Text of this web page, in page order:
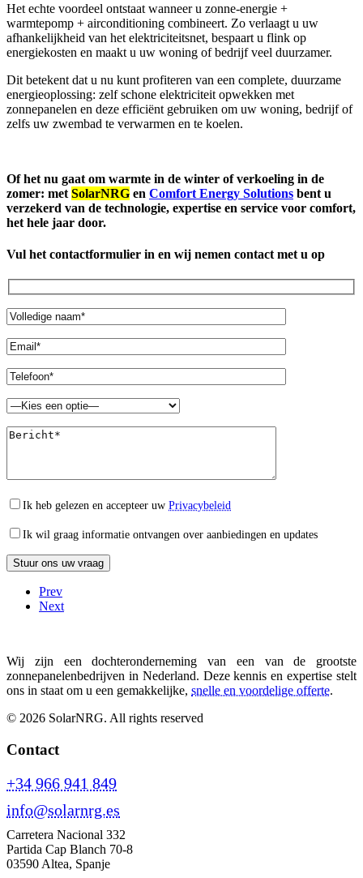
Het echte voordeel ontstaat wanneer u zonne-energie +
warmtepomp + airconditioning combineert. Zo verlaagt u uw
afhankelijkheid van het elektriciteitsnet, bespaart u flink op
energiekosten en maakt u uw woning of bedrijf veel duurzamer.
Dit betekent dat u nu kunt profiteren van een complete, duurzame
energieoplossing: zelf schone elektriciteit opwekken met
zonnepanelen en deze efficiënt gebruiken om uw woning, bedrijf of
zelfs uw zwembad te verwarmen en te koelen.
Of het nu gaat om warmte in de winter of verkoeling in de
zomer: met SolarNRG en Comfort Energy Solutions bent u
verzekerd van de technologie, expertise en service voor comfort,
het hele jaar door.
Vul het contactformulier in en wij nemen contact met u op
Ik heb gelezen en accepteer uw Privacybeleid
Ik wil graag informatie ontvangen over aanbiedingen en updates
Prev
Next
Wij zijn een dochteronderneming van een van de grootste
zonnepanelenbedrijven in Nederland. Deze kennis en expertise stelt
ons in staat om u een gemakkelijke, snelle en voordelige offerte.
© 2026 SolarNRG. All rights reserved
Contact
+34 966 941 849
info@solarnrg.es
Carretera Nacional 332
Partida Cap Blanch 70-8
03590 Altea, Spanje